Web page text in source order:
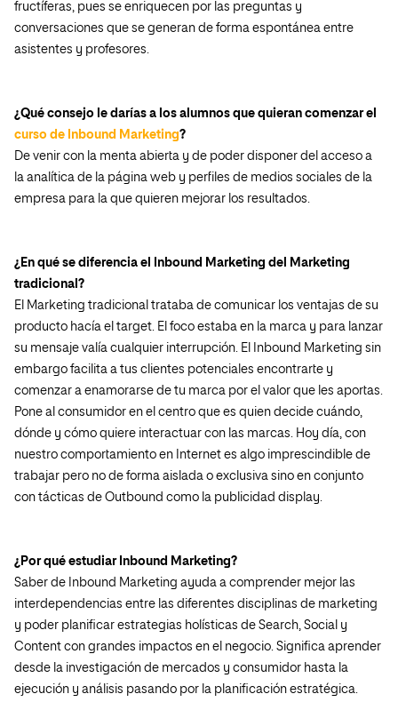
fructíferas, pues se enriquecen por las preguntas y
conversaciones que se generan de forma espontánea entre
asistentes y profesores.
¿Qué consejo le darías a los alumnos que quieran comenzar el
curso de Inbound Marketing?
De venir con la menta abierta y de poder disponer del acceso a
la analítica de la página web y perfiles de medios sociales de la
empresa para la que quieren mejorar los resultados.
¿En qué se diferencia el Inbound Marketing del Marketing
tradicional?
El Marketing tradicional trataba de comunicar los ventajas de su
producto hacía el target. El foco estaba en la marca y para lanzar
su mensaje valía cualquier interrupción. El Inbound Marketing sin
embargo facilita a tus clientes potenciales encontrarte y
comenzar a enamorarse de tu marca por el valor que les aportas.
Pone al consumidor en el centro que es quien decide cuándo,
dónde y cómo quiere interactuar con las marcas. Hoy día, con
nuestro comportamiento en Internet es algo imprescindible de
trabajar pero no de forma aislada o exclusiva sino en conjunto
con tácticas de Outbound como la publicidad display.
¿Por qué estudiar Inbound Marketing?
Saber de Inbound Marketing ayuda a comprender mejor las
interdependencias entre las diferentes disciplinas de marketing
y poder planificar estrategias holísticas de Search, Social y
Content con grandes impactos en el negocio. Significa aprender
desde la investigación de mercados y consumidor hasta la
ejecución y análisis pasando por la planificación estratégica.